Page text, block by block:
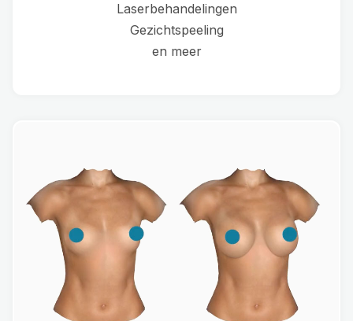
Laserbehandelingen
Gezichtspeeling
en meer